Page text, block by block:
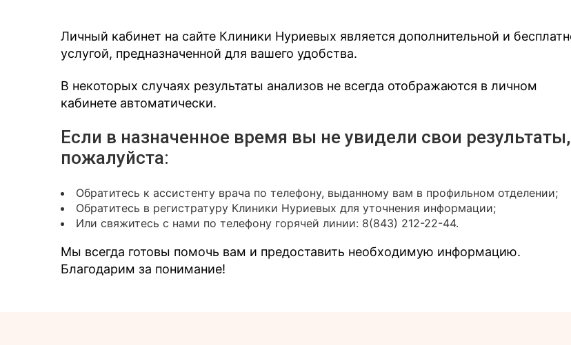
Личный кабинет на сайте Клиники Нуриевых является дополнительной и
услугой, предназначенной для вашего удобства.
В некоторых случаях результаты анализов не всегда отображаются в личном
кабинете автоматически.
Если в назначенное время вы не увидели свои результаты,
пожалуйста:
Обратитесь к ассистенту врача по телефону, выданному вам в профильном отделении;
Обратитесь в регистратуру Клиники Нуриевых для уточнения информации;
Или свяжитесь с нами по телефону горячей линии: 8(843) 212-22-44.
Мы всегда готовы помочь вам и предоставить необходимую информацию.
Благодарим за понимание!